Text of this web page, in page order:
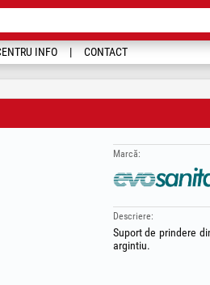
INFO CONTACT
Marcă:
Descriere:
Suport de prindere
argintiu.